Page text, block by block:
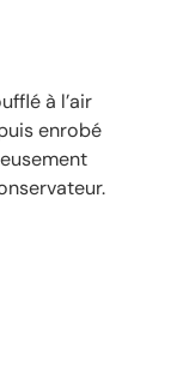
à l’air
enrobé